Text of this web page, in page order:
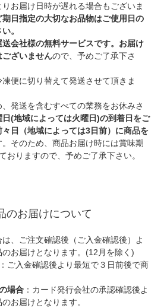
お届け日時が遅れる場合もございま
日指定の大切なお品物はご使用日の
。
会社様の無料サービスです。お届け
ございませんので、予めご了承下さ
便に切り替えて発送させて頂きま
発送を含むすべての業務をお休みさ
日(地域によっては火曜日)の到着日をご
日（地域によっては3日前）に商品を
そのため、商品お届け時には賞味期
おりますので、予めご了承下さい。
のお届けについて
、ご注文確認後（ご入金確認後）よ
お届けとなります。(12月を除く)
：ご入金確認後より最短で３日前後で商
場合 ：カード発行会社の承認確認後よ
お届けとなります。